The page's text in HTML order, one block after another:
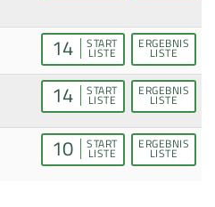
14 START
LISTE
ERGEBNIS
LISTE
14 START
LISTE
ERGEBNIS
LISTE
10 START
LISTE
ERGEBNIS
LISTE